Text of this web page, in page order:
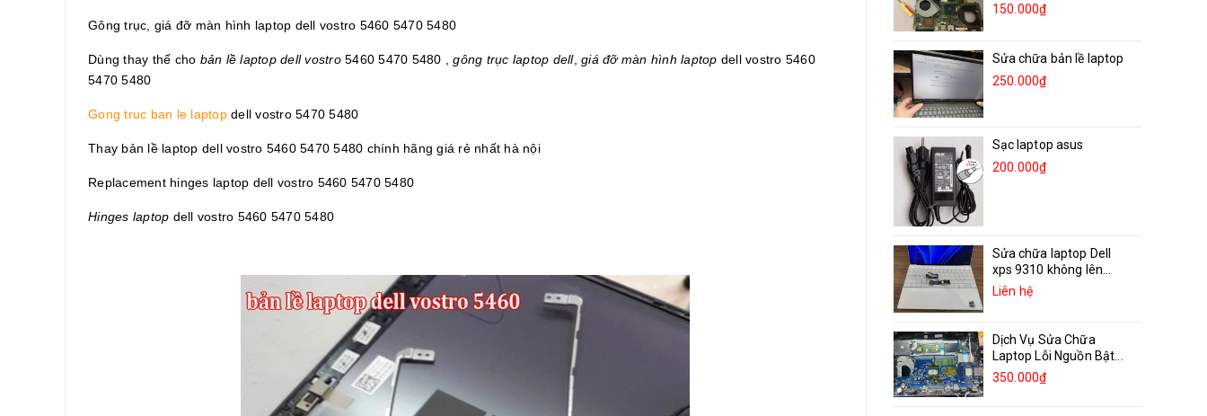
Gông trục, giá đỡ màn hình laptop dell vostro 5460 5470 5480
Dùng thay thế cho bản lề laptop dell vostro 5460 5470 5480 ,gông trục laptop dell, giá đỡ màn hình laptop dell vostro 5460
5470 5480
Gong truc ban le laptop dell vostro 5470 5480
Thay bản lề laptop dell vostro 5460 5470 5480 chính hãng giá rẻ nhất hà nội
Replacement hinges laptop dell vostro 5460 5470 5480
Hinges laptop dell vostro 5460 5470 5480
150.000₫
Sửa chữa bản lề laptop
250.000₫
Sạc laptop asus
200.000₫
Sửa chữa laptop Dell
xps 9310 không lên...
Liên hệ
Dịch Vụ Sửa Chữa
Laptop Lỗi Nguồn Bật...
350.000₫